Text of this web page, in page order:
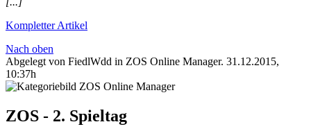
Kompletter Artikel
Nach oben
Abgelegt von FiedlWdd in ZOS Online Manager. 31.12.2015,
10:37h
ZOS - 2. Spieltag